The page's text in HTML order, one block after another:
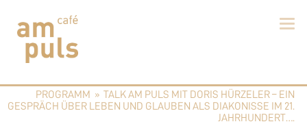
Cafe am Puls
Der beste Kaffee im Zollikerberg
PROGRAMM »TALK AM PULS MIT DORIS HÜRZELER – EIN
GESPRÄCH ÜBER LEBEN UND GLAUBEN ALS DIAKONISSE IM 21.
JAHRHUNDERT….